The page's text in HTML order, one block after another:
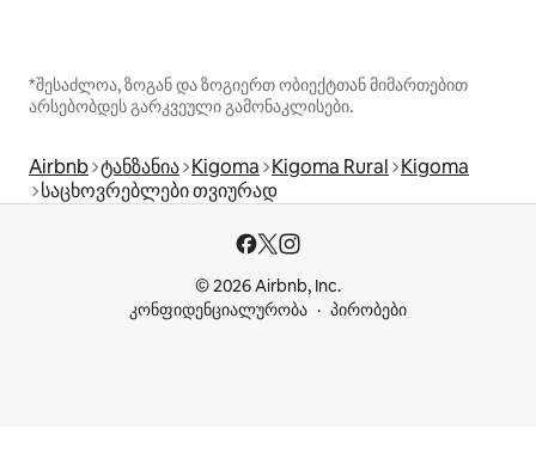
*შესაძლოა, ზოგან და ზოგიერთ ობიექტთან მიმართებით
არსებობდეს გარკვეული გამონაკლისები.
Airbnb ტანზანია Kigoma Kigoma Rural Kigoma
საცხოვრებლები თვიურად
© 2026 Airbnb, Inc.
კონფიდენციალურობა
პირობები